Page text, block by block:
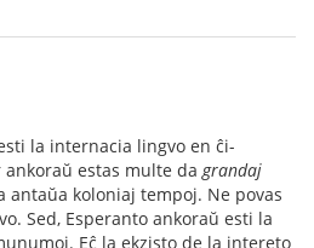
la internacia lingvo en ĉi-
ankoraŭ estas multe da grandaj
antaŭa koloniaj tempoj. Ne povas
Sed, Esperanto ankoraŭ esti la
Eĉ la ekzisto de la intereto